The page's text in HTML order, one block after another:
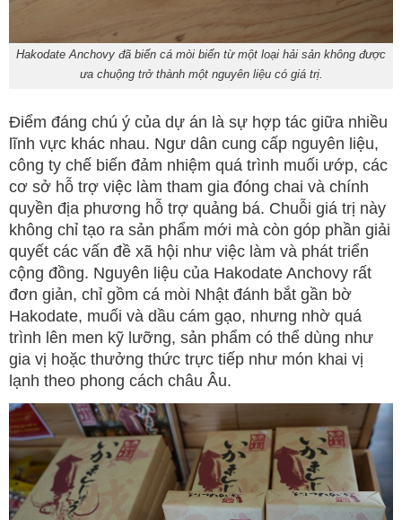
Hakodate Anchovy đã biến cá mòi biển từ một loại hải sản không được
ưa chuộng trở thành một nguyên liệu có giá trị.
Điểm đáng chú ý của dự án là sự hợp tác giữa nhiều
lĩnh vực khác nhau. Ngư dân cung cấp nguyên liệu,
công ty chế biến đảm nhiệm quá trình muối ướp, các
cơ sở hỗ trợ việc làm tham gia đóng chai và chính
quyền địa phương hỗ trợ quảng bá. Chuỗi giá trị này
không chỉ tạo ra sản phẩm mới mà còn góp phần giải
quyết các vấn đề xã hội như việc làm và phát triển
cộng đồng. Nguyên liệu của Hakodate Anchovy rất
đơn giản, chỉ gồm cá mòi Nhật đánh bắt gần bờ
Hakodate, muối và dầu cám gạo, nhưng nhờ quá
trình lên men kỹ lưỡng, sản phẩm có thể dùng như
gia vị hoặc thưởng thức trực tiếp như món khai vị
lạnh theo phong cách châu Âu.